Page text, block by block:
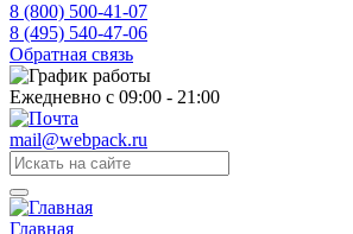
8 (800) 500-41-07
8 (495) 540-47-06
Обратная связь
Ежедневно с 09:00 - 21:00
mail@webpack.ru
Главная